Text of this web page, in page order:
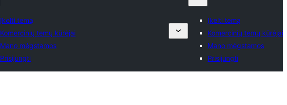
Įkelti temą
Komercinių temų kūrėjai
Mano mėgstamos
Prisijungti
Įkelti temą
Komercinių temų kūrėjai
Mano mėgstamos
Prisijungti